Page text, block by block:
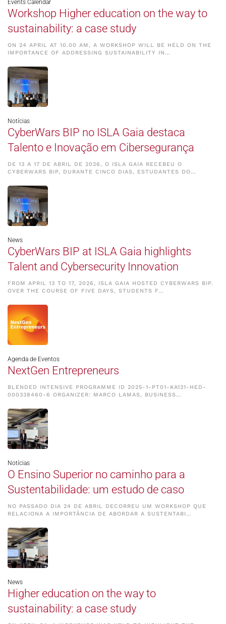
Events Calendar
Workshop Higher education on the way to
sustainability: a case study
ON 24 APRIL AT 10.00 AM, A WORKSHOP WILL BE HELD ON THE
IMPORTANCE OF ADDRESSING SUSTAINABILITY IN…
Notícias
CyberWars BIP no ISLA Gaia destaca
Talento e Inovação em Cibersegurança
DE 13 A 17 DE ABRIL DE 2026, O ISLA GAIA RECEBEU O
CYBERWARS BIP, DURANTE CINCO DIAS, ESTUDANTES DO…
News
CyberWars BIP at ISLA Gaia highlights
Talent and Cybersecurity Innovation
FROM APRIL 13 TO 17, 2026, ISLA GAIA HOSTED CYBERWARS BIP.
OVER THE COURSE OF FIVE DAYS, STUDENTS F…
Agenda de Eventos
NextGen Entrepreneurs
BLENDED INTENSIVE PROGRAMME ID 2025-1-PT01-KA131-HED-
000338460-6 ORGANIZER: MARCO LAMAS, BUSINESS…
Notícias
O Ensino Superior no caminho para a
Sustentabilidade: um estudo de caso
NO PASSADO DIA 24 DE ABRIL DECORREU UM WORKSHOP QUE
RELACIONA A IMPORTÂNCIA DE ABORDAR A SUSTENTABI…
News
Higher education on the way to
sustainability: a case study